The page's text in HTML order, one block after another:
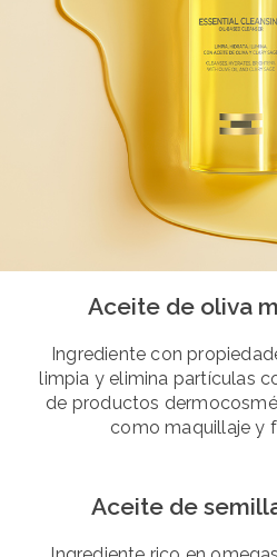
Aceite de oliva
Ingrediente con
limpia y elimina partículas
de productos
como maquillaje y
Aceite de